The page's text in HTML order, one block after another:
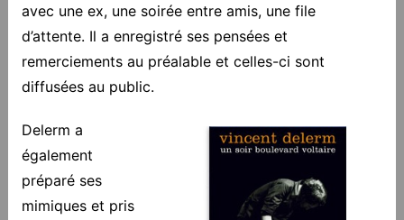
avec une ex, une soirée entre amis, une file
d’attente. Il a enregistré ses pensées et
remerciements au préalable et celles-ci sont
diffusées au public.
Delerm a
également
préparé ses
mimiques et pris